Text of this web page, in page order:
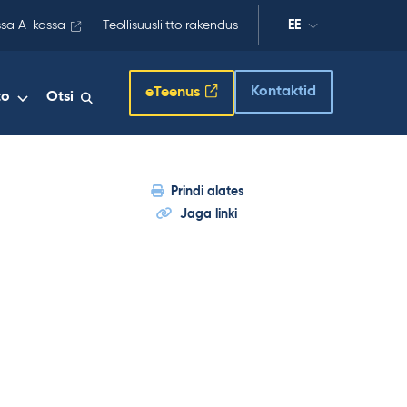
A-kassa Teollisuusliitto rakendus EE
Otsi eTeenus Kontaktid
Prindi alates
Jaga linki